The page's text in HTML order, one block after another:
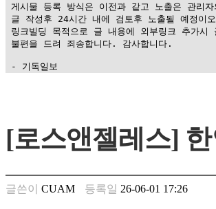
게시물 등록 방식은 이전과 같고 노출은 관리
글 작성후 24시간 내에 검토후 노출될 예정이
링크빌딩 목적으로 글 내용에 외부링크 추가
불편을 드려 죄송합니다. 감사합니다.
- 기독일보
남
찾
은
꼴
[로스앤젤레스]
글쓴이 CUAM 등록일 26-06-01 17:26